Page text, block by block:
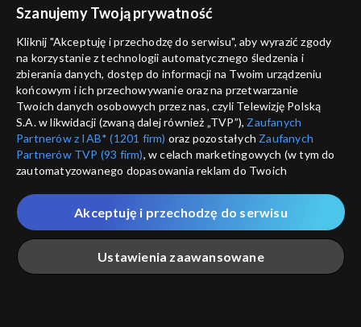
Wszystko o kulturze
22.01.2012, 22:30
Wszystko o kulturze
29.01.2012, 22:35
Wszystko o kulturze
05.02.2012, 22:30
Wszystko o kulturze
12.02.2012, 22:30
Szanujemy Twoją prywatność
Kliknij "Akceptuję i przechodzę do serwisu", aby wyrazić zgody
na korzystanie z technologii automatycznego śledzenia i
zbierania danych, dostęp do informacji na Twoim urządzeniu
końcowym i ich przechowywanie oraz na przetwarzanie
Twoich danych osobowych przez nas, czyli Telewizję Polską
S.A. w likwidacji (zwaną dalej również „TVP”), Zaufanych
Partnerów z IAB* (1201 firm) oraz pozostałych Zaufanych
Partnerów TVP (93 firm), w celach marketingowych (w tym do
zautomatyzowanego dopasowania reklam do Twoich
które wskazujemy poniżej, a także zgody na udostępnianie
przez nas identyfikatora PPID do Google.
Twoje dane osobowe zbierane podczas odwiedzania przez
Ciebie naszych
poszczególnych serwisówzwanych dalej
„Portalem”, w tym informacje zapisywane za pomocą
Ustawienia zaawansowane
Akceptuję i przechodzę do serwisu